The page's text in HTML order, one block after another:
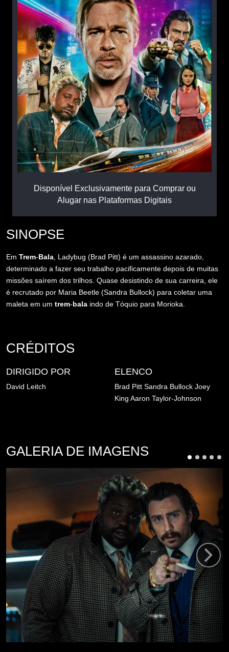
Disponível Exclusivamente para Comprar ou
Alugar nas Plataformas Digitais
SINOPSE
Em Trem-Bala, Ladybug (Brad Pitt) é um assassino azarado,
determinado a fazer seu trabalho pacificamente depois de muitas
missões saírem dos trilhos. Quase desistindo de sua carreira, ele
é recrutado por Maria Beetle (Sandra Bullock) para coletar uma
maleta em um trem-bala indo de Tóquio para Morioka.
CRÉDITOS
DIRIGIDO POR
David Leitch
ELENCO
Brad Pitt Sandra Bullock Joey
King Aaron Taylor-Johnson
GALERIA DE IMAGENS